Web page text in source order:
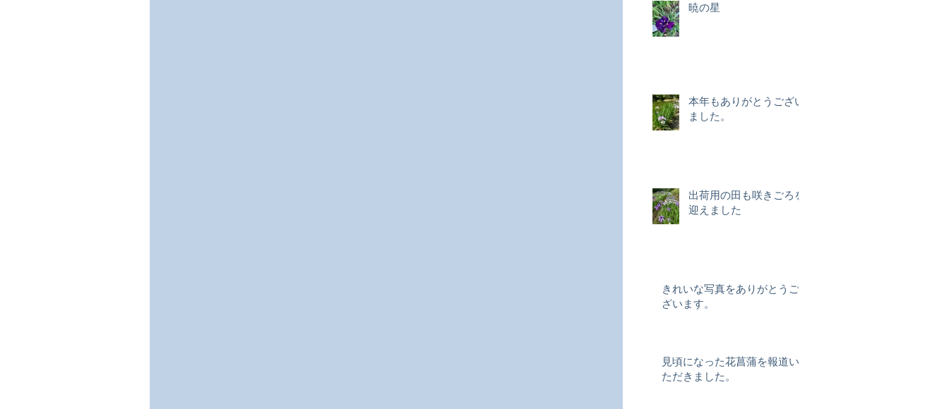
暁の星
本年もありがとうござい
ました。
出荷用の田も咲きごろを
迎えました
きれいな写真をありがとうご
ざいます。
見頃になった花菖蒲を報道い
ただきました。